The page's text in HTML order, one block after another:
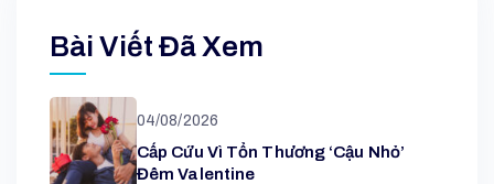
Bài Viết Đã Xem
04/08/2026
Cấp Cứu Vì Tổn Thương ‘cậu Nhỏ’
Đêm Valentine